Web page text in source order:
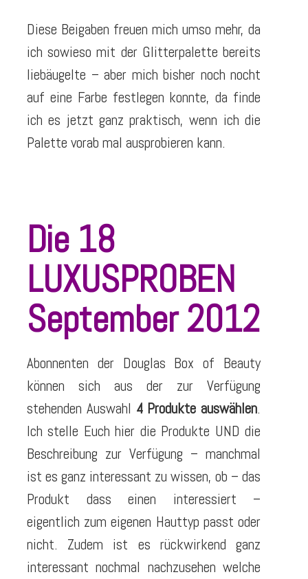
Diese Beigaben freuen mich umso mehr, da
ich sowieso mit der Glitterpalette bereits
liebäugelte – aber mich bisher noch nocht
auf eine Farbe festlegen konnte, da finde
ich es jetzt ganz praktisch, wenn ich die
Palette vorab mal ausprobieren kann.
Die 18
LUXUSPROBEN
September 2012
Abonnenten der Douglas Box of Beauty
können sich aus der zur Verfügung
stehenden Auswahl 4 Produkte auswählen.
Ich stelle Euch hier die Produkte UND die
Beschreibung zur Verfügung – manchmal
ist es ganz interessant zu wissen, ob – das
Produkt dass einen interessiert –
eigentlich zum eigenen Hauttyp passt oder
nicht. Zudem ist es rückwirkend ganz
interessant nochmal nachzusehen welche